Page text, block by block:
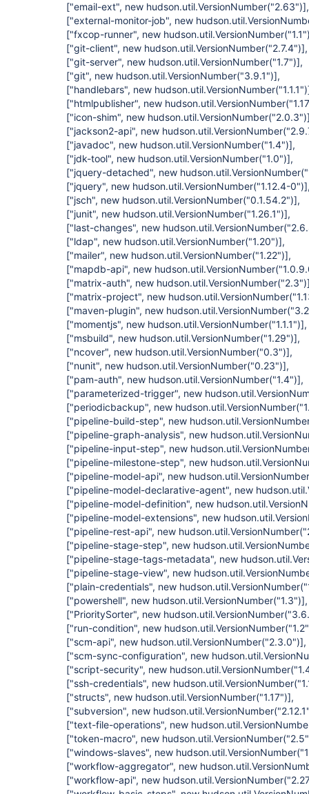
["email-ext", new hudson.util.VersionNumber("2.63")],
["external-monitor-job", new
["fxcop-runner", new
["git-client", new hudson.util.VersionNumber("2.7.4")],
["git-server", new hudson.util.VersionNumber("1.7")],
["git", new hudson.util.VersionNumber("3.9.1")],
["handlebars", new
["htmlpublisher", new
["icon-shim", new
["jackson2-api", new
["javadoc", new hudson.util.VersionNumber("1.4")],
["jdk-tool", new hudson.util.VersionNumber("1.0")],
["jquery-detached", new
["jquery", new hudson.util.VersionNumber("1.12.4-0")]
["jsch", new hudson.util.VersionNumber("0.1.54.2")],
["junit", new hudson.util.VersionNumber("1.26.1")],
["last-changes", new
["ldap", new hudson.util.VersionNumber("1.20")],
["mailer", new hudson.util.VersionNumber("1.22")],
["mapdb-api", new
["matrix-auth", new
["matrix-project", new
["maven-plugin", new
["momentjs", new hudson.util.VersionNumber("1.1.1")],
["msbuild", new hudson.util.VersionNumber("1.29")],
["ncover", new hudson.util.VersionNumber("0.3")],
["nunit", new hudson.util.VersionNumber("0.23")],
["pam-auth", new hudson.util.VersionNumber("1.4")],
["parameterized-trigger", new
["periodicbackup", new
["pipeline-build-step", new
["pipeline-graph-analysis", new
["pipeline-input-step", new
["pipeline-milestone-step", new
["pipeline-model-api", new
["pipeline-model-declarative-agent", new
["pipeline-model-definition", new
["pipeline-model-extensions", new
["pipeline-rest-api", new
["pipeline-stage-step", new
["pipeline-stage-tags-metadata", new
["pipeline-stage-view", new
["plain-credentials", new
["powershell", new hudson.util.VersionNumber("1.3")],
["PrioritySorter", new
["run-condition", new
["scm-api", new hudson.util.VersionNumber("2.3.0")],
["scm-sync-configuration", new
["script-security", new
["ssh-credentials", new
["structs", new hudson.util.VersionNumber("1.17")],
["subversion", new
["text-file-operations", new
["token-macro", new
["windows-slaves", new
["workflow-aggregator", new
["workflow-api", new